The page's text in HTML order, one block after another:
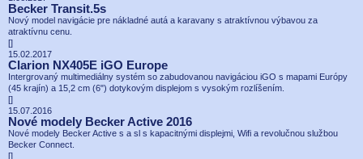
Becker Transit.5s
Nový model navigácie pre nákladné autá a karavany s atraktívnou výbavou za
atraktívnu cenu.
[]
15.02.2017
Clarion NX405E iGO Europe
Intergrovaný multimediálny systém so zabudovanou navigáciou iGO s mapami Európy
(45 krajín) a 15,2 cm (6") dotykovým displejom s vysokým rozlíšením.
[]
15.07.2016
Nové modely Becker Active 2016
Nové modely Becker Active s a sl s kapacitnými displejmi, Wifi a revolučnou službou
Becker Connect.
[]